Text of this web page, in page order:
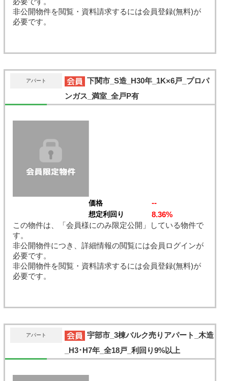
非公開物件を閲覧・資料請求するには会員登録(無料)が
必要です。
アパート
下関市_S造_H30年_1K×6戸_プロパ
ンガス_満室_全戸P有
価格 --
想定利回り
8.36%
この物件は、「会員様にのみ限定公開」している物件で
す。
非公開物件につき、詳細情報の閲覧には会員ログインが
必要です。
非公開物件を閲覧・資料請求するには会員登録(無料)が
必要です。
アパート
宇部市_3棟バルク売りアパート_木造
_H3･H7年_全18戸_利回り9%以上